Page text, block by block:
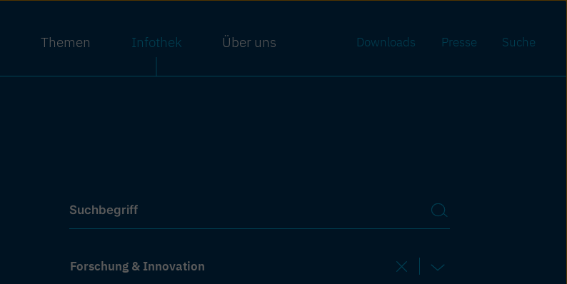
Themen Infothek Über uns Downloads Presse Suche
Forschung & Innovation
Option auswählen